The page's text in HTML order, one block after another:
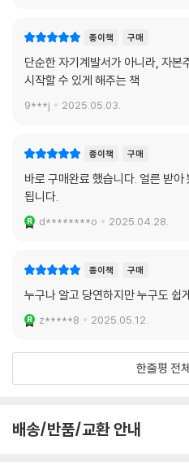
종이책 구매
단순한 자기계발서가 아니라, 자본
시작할 수 있게 해주는 책
9***j 2025.05.03.
종이책 구매
바로 구매완료 했습니다. 얼른 받
됩니다.
d********o 2025.04.28.
종이책 구매
누구나 알고 당연하지만 누구도 쉽
z*****8 2025.05.12.
한줄평 전
배송/반품/교환 안내